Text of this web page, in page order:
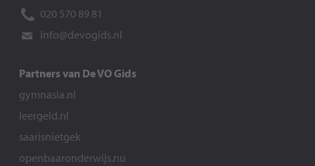
020 570 89 81
info@devogids.nl
Partners van De VO Gids
gymnasia.nl
leergeld.nl
saarisnietgek
openbaaronderwijs.nu